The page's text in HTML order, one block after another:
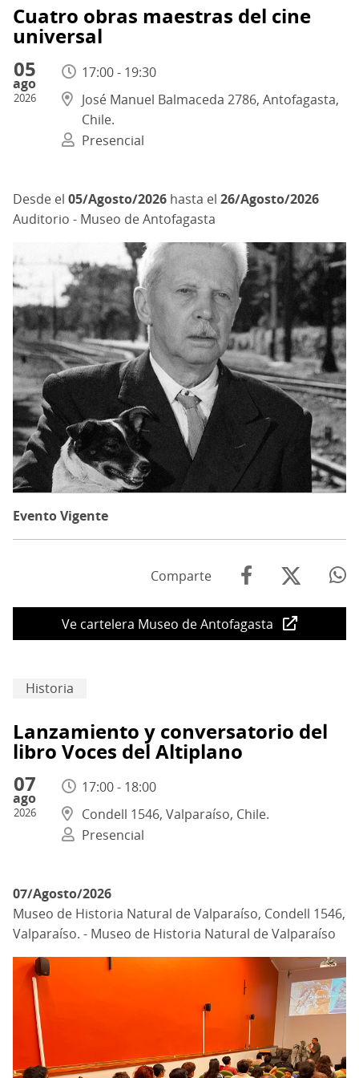
Cuatro obras maestras del cine
universal
05
ago
2026
17:00 - 19:30
José Manuel Balmaceda 2786, Antofagasta,
Chile.
Presencial
05/Agosto/2026 hasta el 26/Agosto/2026
Auditorio - Museo de Antofagasta
Evento Vigente
Comparte
Ve cartelera Museo de Antofagasta
Historia
Lanzamiento y conversatorio del
libro Voces del Altiplano
07
ago
2026
17:00 - 18:00
Condell 1546, Valparaíso, Chile.
Presencial
07/Agosto/2026
Museo de Historia Natural de Valparaíso, Condell 1546,
Valparaíso. - Museo de Historia Natural de Valparaíso